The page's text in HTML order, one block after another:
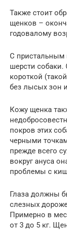
Также стоит
щенков –
годовалому
С пристальным
шерсти собаки.
короткой
без лысых зон
Кожу щенка
покров этих
черными
прежде всего
вокруг ануса
проблемы с
Глаза должны
слезных
Примерно в
от 3 до 5 кг.